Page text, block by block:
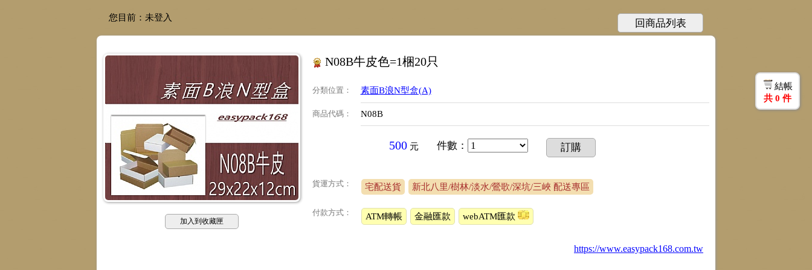
您目前： 未登入 回商品列表
加入到收藏匣
N08B牛皮色=1梱20只
分類位置 ： 素面B浪N型盒(A)
商品代碼： N08B
500 元 件數 ： 訂購
貨運方式： 宅配送貨 新北八里/樹林/淡水/鶯歌/深坑/三峽 配送專區
付款方式： ATM轉帳 金融匯款 webATM匯款
https://www.easypack168.com.tw
結帳
共 0 件